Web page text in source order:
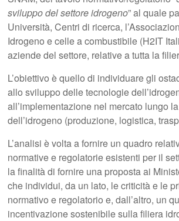
sviluppo del settore idrogeno” al quale
Università, Centri di ricerca,
Idrogeno e celle a combustibile (H2IT
aziende del settore, relative a tutta la
L’obiettivo è quello di individuare gli
allo sviluppo delle tecnologie
all’implementazione nel mercato lungo
dell’idrogeno (produzione, logistica,
L’analisi è volta a fornire un quadro
normative e regolatorie esistenti per il
la finalità di fornire una proposta ai
che individui, da un lato, le criticità e le
normativo e regolatorio e, dall’altro, un
incentivazione sostenibile sulla filiera